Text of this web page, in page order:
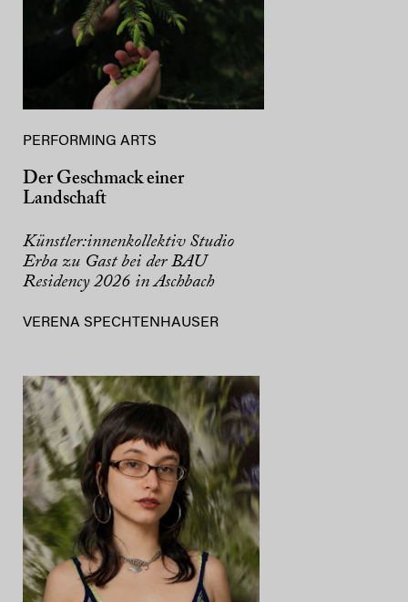
PERFORMING ARTS
Der Geschmack einer
Landschaft
Künstler:innenkollektiv Studio
Erba zu Gast bei der BAU
Residency 2026 in Aschbach
VERENA SPECHTENHAUSER